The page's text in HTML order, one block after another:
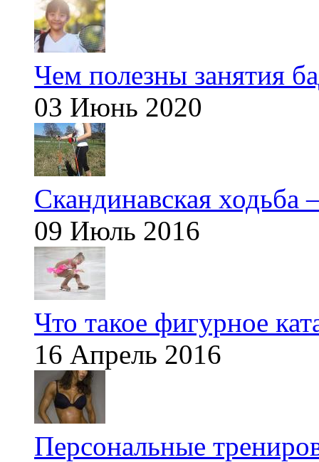
Чем полезны занятия
03 Июнь 2020
Скандинавская ходьба
09 Июль 2016
Что такое фигурное
16 Апрель 2016
Персональные